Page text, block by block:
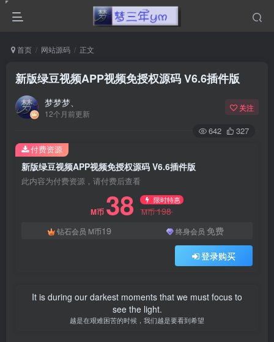
首页 网站源码 正文
新版绿豆视频APP视频免授权源码 V6.6插件版
梦梦梦、
12个月前更新
关注
642 327
新版绿豆视频APP视频免授权源码 V6.6插件版
此内容为付费资源，请付费后查看
M币 38 限时特惠
M币198
钻石会员 M币19 终身会员 免费
登录购买
付费资源
It is during our darkest moments that we must focus to
see the light.
越是在艰难困苦的时候，我们越是要看到希望